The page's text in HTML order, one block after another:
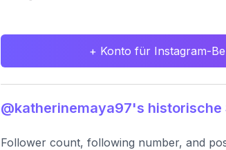
+ Konto für Instagram-
@katherinemaya97's historische
Follower count, following number, and